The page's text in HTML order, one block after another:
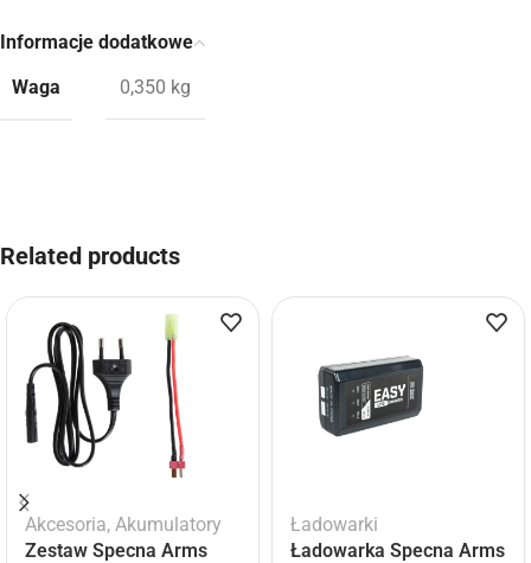
Informacje dodatkowe
Waga
0,350 kg
Related products
Akcesoria, Akumulatory
Zestaw Specna Arms
Ładowarki
Ładowarka Specna Arms